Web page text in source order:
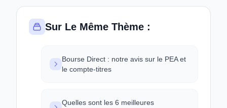
Sur Le Même Thème :
Bourse Direct : notre avis sur le PEA et
le compte-titres
Quelles sont les 6 meilleures